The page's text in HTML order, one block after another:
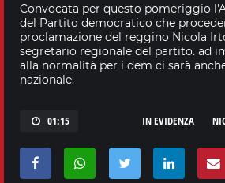
Convocata per questo pomeriggio
del Partito democratico che
proclamazione del reggino Nicola
segretario regionale del partito. ad
alla normalità per i dem ci sarà
nazionale.
01:15 IN EVIDENZA